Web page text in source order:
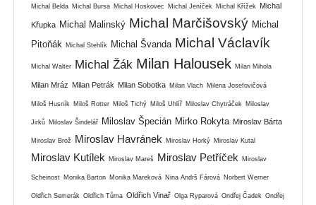
Michal Belda Michal Bursa Michal Hoskovec Michal Jeníček Michal Křížek Michal
Křupka Michal Malinský Michal Marčišovský Michal
Pitoňák
Michal Stehlík Michal Švanda Michal Václavík
Michal Walter Michal Žák Milan Halousek Milan Mihola
Milan Mráz Milan Petrák Milan Sobotka Milan Vlach Milena Josefovičová
Miloš Husník Miloš Rotter Miloš Tichý Miloš Uhlíř Miloslav Chytráček Miloslav
Jirků Miloslav Šindelář Miloslav Špecián Mirko Rokyta Miroslav Bárta
Miroslav Brož Miroslav Havránek Miroslav Horký Miroslav Kutal
Miroslav Kutílek Miroslav Mareš Miroslav Petříček Miroslav
Scheinost Monika Barton Monika Mareková Nina Andrš Fárová Norbert Werner
Oldřich Semerák Oldřich Tůma Oldřich Vinař Olga Ryparová Ondřej Čadek Ondřej